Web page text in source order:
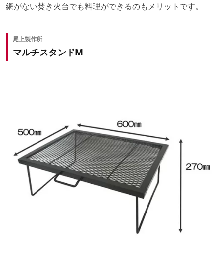
網がない焚き火台でも料理ができるのもメリットです。
尾上製作所
マルチスタンドM